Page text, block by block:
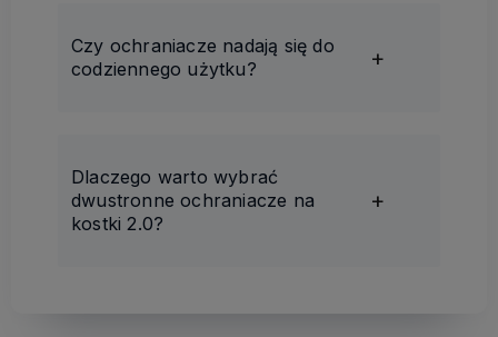
Czy ochraniacze nadają się do
codziennego użytku?
Dlaczego warto wybrać
dwustronne ochraniacze na
kostki 2.0?